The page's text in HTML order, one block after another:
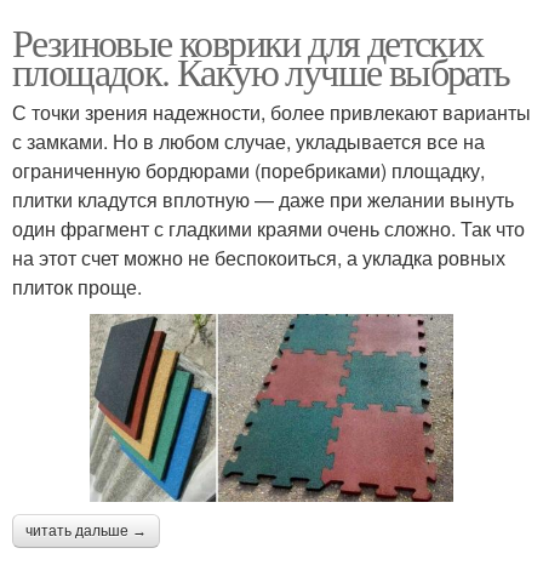
Резиновые коврики для детских
площадок. Какую лучше выбрать
С точки зрения надежности, более привлекают варианты
с замками. Но в любом случае, укладывается все на
ограниченную бордюрами (поребриками) площадку,
плитки кладутся вплотную — даже при желании вынуть
один фрагмент с гладкими краями очень сложно. Так что
на этот счет можно не беспокоиться, а укладка ровных
плиток проще.
читать дальше →